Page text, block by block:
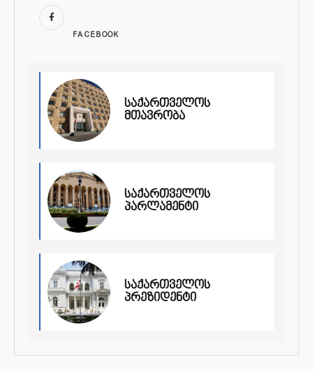
FACEBOOK
საქართველოს
მთავრობა
საქართველოს
პარლამენტი
საქართველოს
პრეზიდენტი